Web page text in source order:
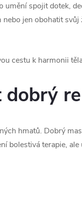
umění spojit dotek,
jen obohatit
cestu k harmonii
hmatů. Dobrý
bolestivá terapie,